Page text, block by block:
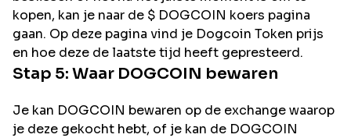
kopen, kan je naar de $ DOGCOIN koers pagina
gaan. Op deze pagina vind je Dogcoin Token prijs
en hoe deze de laatste tijd heeft gepresteerd.
Stap 5: Waar DOGCOIN bewaren
Je kan DOGCOIN bewaren op de exchange waarop
je deze gekocht hebt, of je kan de DOGCOIN